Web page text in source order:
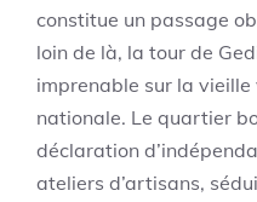
constitue un passage
loin de là, la tour de
imprenable sur la vieille
nationale. Le quartier
déclaration
ateliers d’artisans,